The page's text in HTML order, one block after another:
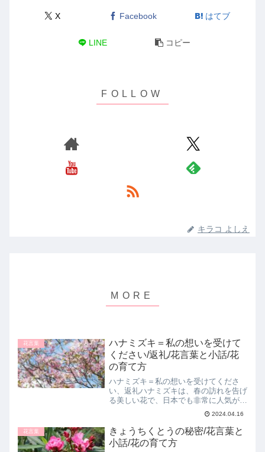
X Facebook はてブ
LINE コピー
キラコ よしえ
花言葉
ハナミズキ＝私の想いを受けて
ください/返礼/花言葉と小話/花
の育て方
ハナミズキ＝私の想いを受けてくださ
い、返礼ハナミズキは、春の訪れを告げ
る美しい花で、日本でも非常に人気があ
ります。この記事では、ハナミズキの花
言葉の意味と由来、またその育て方につ
いて詳しく解説いたします。ハナミズキ
の花言葉とその由来ハナミズ...
2024.04.16
花言葉
きょうちくとうの秘密/花言葉と
小話/花の育て方